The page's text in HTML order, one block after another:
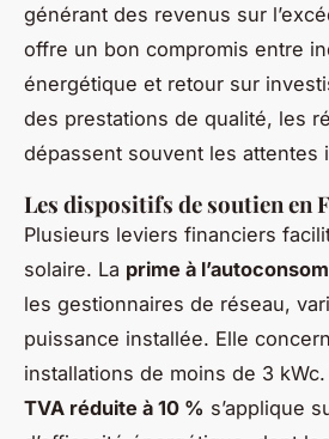
générant des revenus sur
offre un bon compromis entre
énergétique et retour sur
des prestations de qualité, les
dépassent souvent les attentes
Les dispositifs de soutien en
Plusieurs leviers financiers
solaire. La prime à
les gestionnaires de réseau,
puissance installée. Elle
installations de moins de 3
TVA réduite à 10 % s’applique